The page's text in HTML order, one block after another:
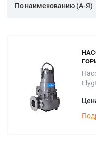
По наименованию (А-Я)